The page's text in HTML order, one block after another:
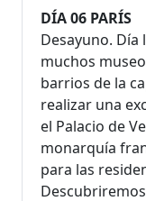
DÍA 06 PARÍS
Desayuno.
muchos
barrios de la
realizar una
el Palacio de
monarquía
para las